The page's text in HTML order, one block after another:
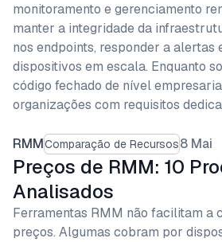
monitoramento e gerenciamento
manter a integridade da
nos endpoints, responder a alertas
dispositivos em escala. Enquanto
código fechado de nível
organizações com requisitos
RMMComparação de Recursos8 Mai
Preços de RMM: 10
Analisados
Ferramentas RMM não facilitam a
preços. Algumas cobram por